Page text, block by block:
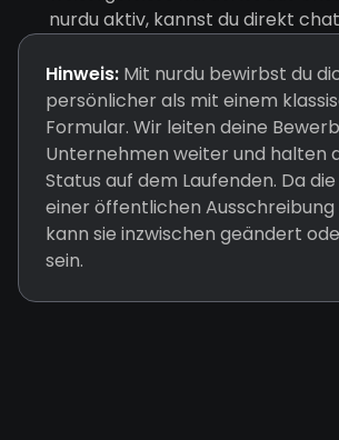
nurdu aktiv, kannst du direkt
Hinweis: Mit nurdu bewirbst du
persönlicher als mit einem
Formular. Wir leiten deine
Unternehmen weiter und halten
Status auf dem Laufenden. Da
einer öffentlichen
kann sie inzwischen geändert
sein.